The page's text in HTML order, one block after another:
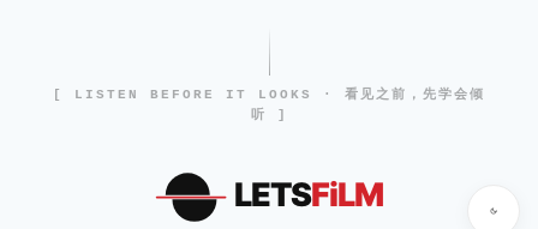
[ LISTEN BEFORE IT LOOKS · 看见之前，先学会倾
听 ]
LETSFiLM